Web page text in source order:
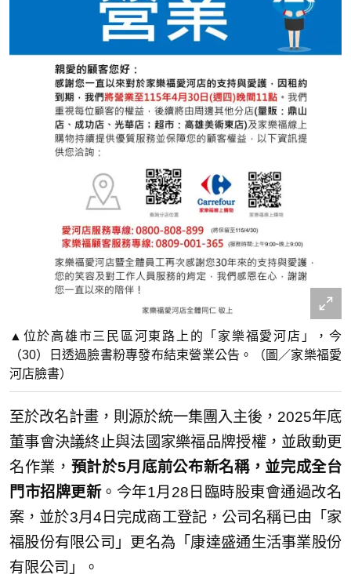
▲位於高雄市三民區河東路上的「家樂福愛河店」，今
（30）日透過臉書粉專發布結束營業公告。（圖／家樂福愛
河店臉書）
至於改名計畫，則源於統一集團入主後，2025年底
董事會決議終止與法國家樂福品牌授權，並啟動更
名作業， 預計於5月底前公布新名稱，並完成全台
門市招牌更新。今年1月28日臨時股東會通過改名
案，並於3月4日完成商工登記，公司名稱已由「家
福股份有限公司」更名為「康達盛通生活事業股份
有限公司」。